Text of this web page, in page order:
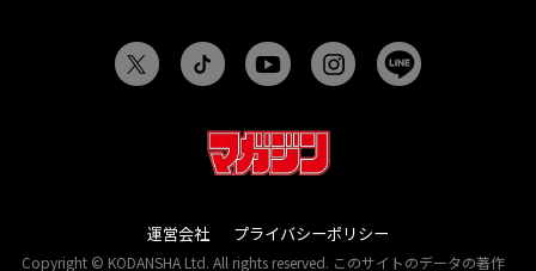
運営会社 プライバシーポリシー
Copyright © KODANSHA Ltd. All rights reserved. このサイトのデータの著作